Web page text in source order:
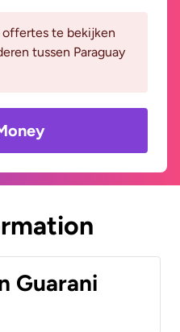
offertes te bekijken
tussen Paraguay
Guarani